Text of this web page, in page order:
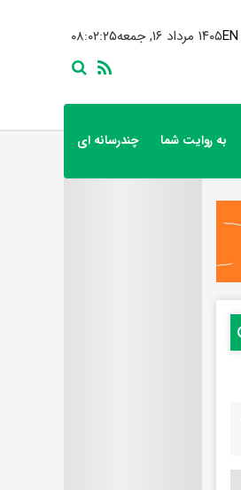
۰۸:۰۲:۲۶ ۱۴۰۵ مرداد ۱۶, جمعهEN
به روایت شما چندرسانه ای